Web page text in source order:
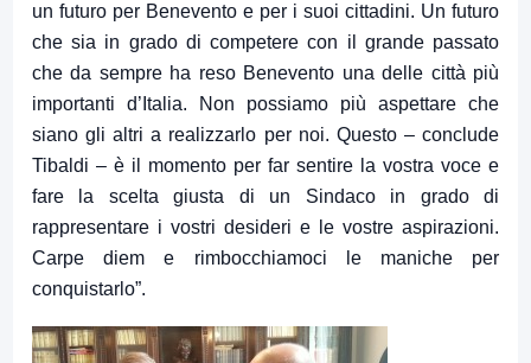
un futuro per Benevento e per i suoi cittadini. Un futuro
che sia in grado di competere con il grande passato
che da sempre ha reso Benevento una delle città più
importanti d’Italia. Non possiamo più aspettare che
siano gli altri a realizzarlo per noi. Questo – conclude
Tibaldi – è il momento per far sentire la vostra voce e
fare la scelta giusta di un Sindaco in grado di
rappresentare i vostri desideri e le vostre aspirazioni.
Carpe diem e rimbocchiamoci le maniche per
conquistarlo”.